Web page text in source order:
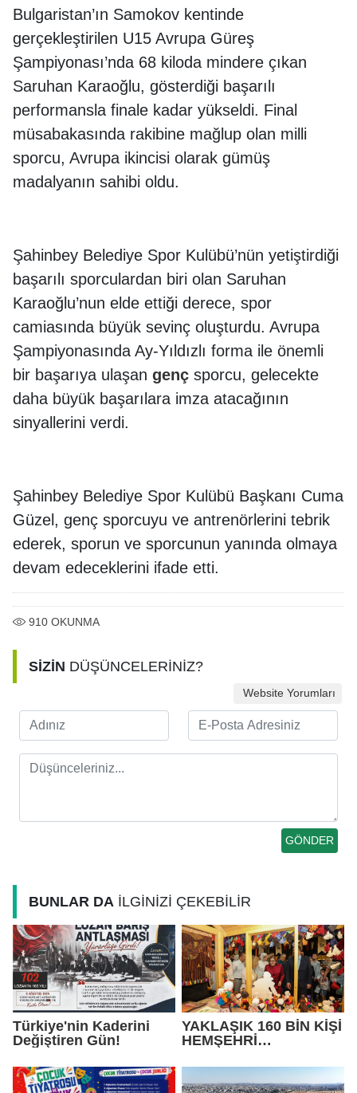
Bulgaristan’ın Samokov kentinde
gerçekleştirilen U15 Avrupa Güreş
Şampiyonası’nda 68 kiloda mindere çıkan
Saruhan Karaoğlu, gösterdiği başarılı
performansla finale kadar yükseldi. Final
müsabakasında rakibine mağlup olan milli
sporcu, Avrupa ikincisi olarak gümüş
madalyanın sahibi oldu.
Şahinbey Belediye Spor Kulübü’nün yetiştirdiği
başarılı sporculardan biri olan Saruhan
Karaoğlu’nun elde ettiği derece, spor
camiasında büyük sevinç oluşturdu. Avrupa
Şampiyonasında Ay-Yıldızlı forma ile önemli
bir başarıya ulaşan genç sporcu, gelecekte
daha büyük başarılara imza atacağının
sinyallerini verdi.
Şahinbey Belediye Spor Kulübü Başkanı Cuma
Güzel, genç sporcuyu ve antrenörlerini tebrik
ederek, sporun ve sporcunun yanında olmaya
devam edeceklerini ifade etti.
910 OKUNMA
SİZİN DÜŞÜNCELERİNİZ?
Website Yorumları
BUNLAR DA İLGİNİZİ ÇEKEBİLİR
Türkiye'nin Kaderini
Değiştiren Gün!
YAKLAŞIK 160 BİN KİŞİ
HEMŞEHRİ
FESTİVALİ’NDE
BULUŞTU